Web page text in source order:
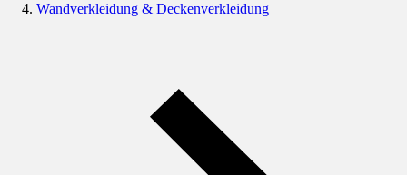
Wandverkleidung & Deckenverkleidung